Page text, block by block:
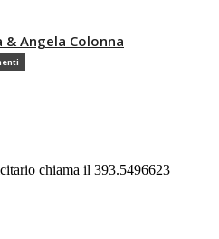
& Angela Colonna
chiama il 393.5496623